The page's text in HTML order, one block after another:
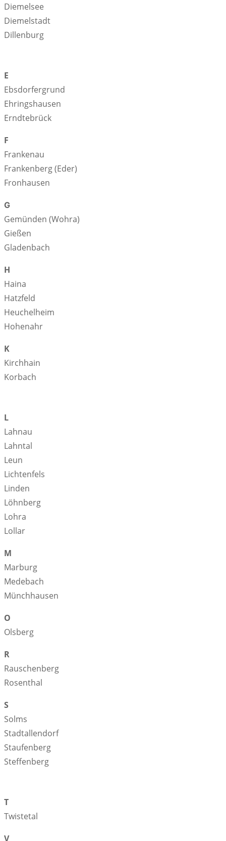
Diemelsee
Diemelstadt
Dillenburg
E
Ebsdorfergrund
Ehringshausen
Erndtebrück
F
Frankenau
Frankenberg (Eder)
Fronhausen
G
Gemünden (Wohra)
Gießen
Gladenbach
H
Haina
Hatzfeld
Heuchelheim
Hohenahr
K
Kirchhain
Korbach
L
Lahnau
Lahntal
Leun
Lichtenfels
Linden
Löhnberg
Lohra
Lollar
M
Marburg
Medebach
Münchhausen
O
Olsberg
R
Rauschenberg
Rosenthal
S
Solms
Stadtallendorf
Staufenberg
Steffenberg
T
Twistetal
V